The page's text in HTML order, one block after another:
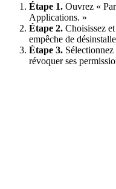
Étape 1. Ouvrez «
Applications. »
Étape 2. Choisissez
empêche de
Étape 3.
révoquer ses